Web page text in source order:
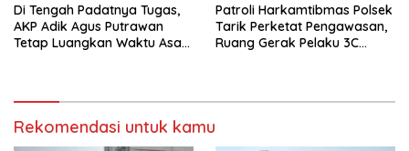
Di Tengah Padatnya Tugas,
AKP Adik Agus Putrawan
Tetap Luangkan Waktu Asah
Patroli Harkamtibmas Polsek
Tarik Perketat Pengawasan,
Ruang Gerak Pelaku 3C
Rekomendasi untuk kamu